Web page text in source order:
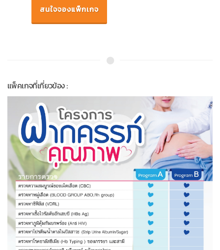
สนใจจองแพ็กเกจ
แพ็คเกจที่เกี่ยวข้อง :